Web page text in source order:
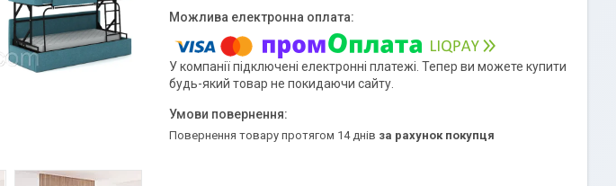
У компанії підключені електронні платежі. Тепер ви можете купити
будь-який товар не покидаючи сайту.
повернення товару протягом 14 днів за рахунок покупця